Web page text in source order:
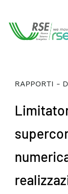
RAPPORTI -